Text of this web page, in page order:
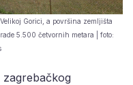
Gorici, a površina zemljišta
5.500 četvornih metara | foto:
zagrebačkog